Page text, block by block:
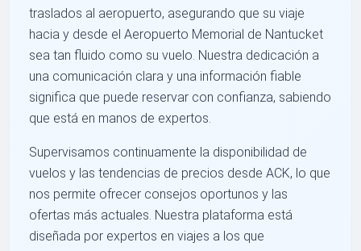
traslados al aeropuerto, asegurando que su viaje
hacia y desde el Aeropuerto Memorial de Nantucket
sea tan fluido como su vuelo. Nuestra dedicación a
una comunicación clara y una información fiable
significa que puede reservar con confianza, sabiendo
que está en manos de expertos.
Supervisamos continuamente la disponibilidad de
vuelos y las tendencias de precios desde ACK, lo que
nos permite ofrecer consejos oportunos y las
ofertas más actuales. Nuestra plataforma está
diseñada por expertos en viajes a los que